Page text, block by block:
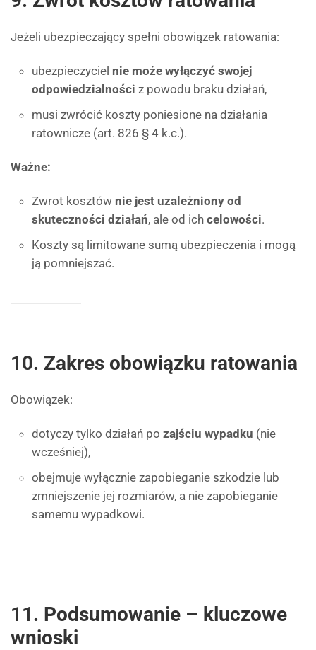
Jeżeli ubezpieczający spełni obowiązek ratowania:
ubezpieczyciel nie może wyłączyć swojej
odpowiedzialności z powodu braku działań,
musi zwrócić koszty poniesione na działania
ratownicze (art. 826 § 4 k.c.).
Ważne:
Zwrot kosztów nie jest uzależniony od
skuteczności działań, ale od ich celowości.
Koszty są limitowane sumą ubezpieczenia i mogą
ją pomniejszać.
10. Zakres obowiązku ratowania
Obowiązek:
dotyczy tylko działań po zajściu wypadku (nie
wcześniej),
obejmuje wyłącznie zapobieganie szkodzie lub
zmniejszenie jej rozmiarów, a nie zapobieganie
samemu wypadkowi.
11. Podsumowanie – kluczowe
wnioski